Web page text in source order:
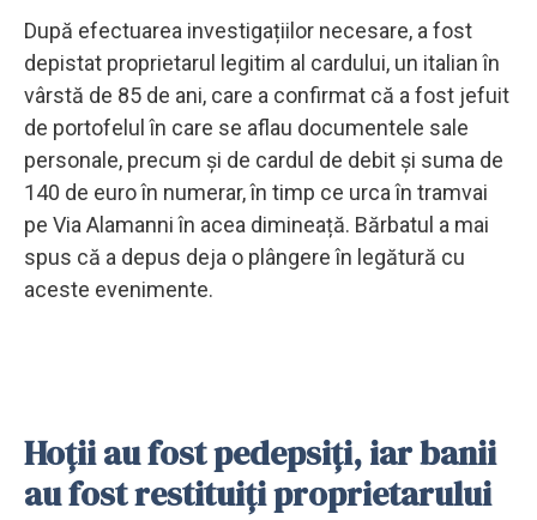
După efectuarea investigațiilor necesare, a fost
depistat proprietarul legitim al cardului, un italian în
vârstă de 85 de ani, care a confirmat că a fost jefuit
de portofelul în care se aflau documentele sale
personale, precum și de cardul de debit și suma de
140 de euro în numerar, în timp ce urca în tramvai
pe Via Alamanni în acea dimineață. Bărbatul a mai
spus că a depus deja o plângere în legătură cu
aceste evenimente.
Hoții au fost pedepsiți, iar banii
au fost restituiți proprietarului